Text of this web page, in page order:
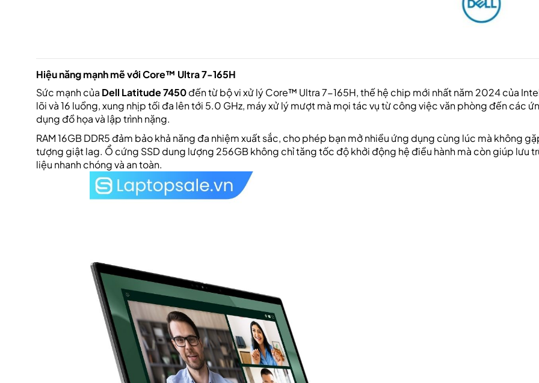
Hiệu năng mạnh mẽ với Core™ Ultra 7-165H
Sức mạnh của Dell Latitude 7450đến từ bộ vi xử lý Core™ Ultra 7-165H, thế hệ chip mới nhất năm 2024 của
lõi và 16 luồng, xung nhịp tối đa lên tới 5.0 GHz, máy xử lý mượt mà mọi tác vụ từ công việc văn phòng đến các
dụng đồ họa và lập trình nặng.
RAM 16GB DDR5 đảm bảo khả năng đa nhiệm xuất sắc, cho phép bạn mở nhiều ứng dụng cùng lúc mà không
tượng giật lag. Ổ cứng SSD dung lượng 256GB không chỉ tăng tốc độ khởi động hệ điều hành mà còn giúp lưu
liệu nhanh chóng và an toàn.